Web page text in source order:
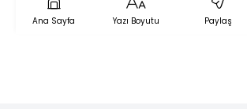
Ana Sayfa Yazı Boyutu Paylaş